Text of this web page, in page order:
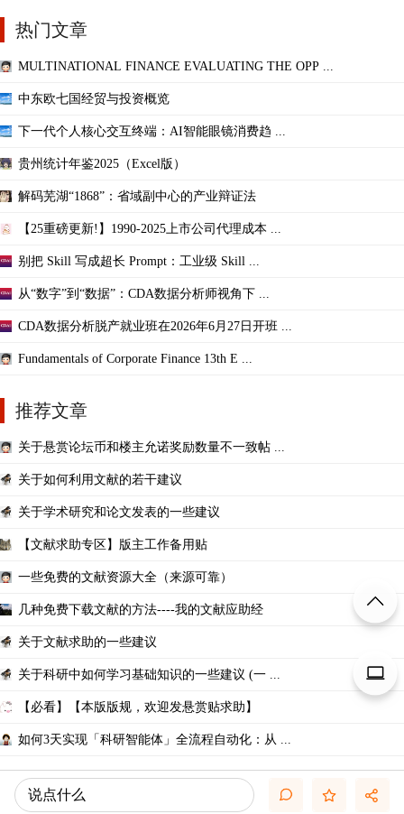
热门文章
MULTINATIONAL FINANCE EVALUATING THE OPP ...
中东欧七国经贸与投资概览
下一代个人核心交互终端：AI智能眼镜消费趋 ...
贵州统计年鉴2025（Excel版）
解码芜湖“1868”：省域副中心的产业辩证法
【25重磅更新!】1990-2025上市公司代理成本 ...
别把 Skill 写成超长 Prompt：工业级 Skill ...
从“数字”到“数据”：CDA数据分析师视角下 ...
CDA数据分析脱产就业班在2026年6月27日开班 ...
Fundamentals of Corporate Finance 13th E ...
推荐文章
关于悬赏论坛币和楼主允诺奖励数量不一致帖 ...
关于如何利用文献的若干建议
关于学术研究和论文发表的一些建议
【文献求助专区】版主工作备用贴
一些免费的文献资源大全（来源可靠）
几种免费下载文献的方法----我的文献应助经
关于文献求助的一些建议
关于科研中如何学习基础知识的一些建议 (一 ...
【必看】【本版版规，欢迎发悬赏贴求助】
如何3天实现「科研智能体」全流程自动化：从 ...
说点什么